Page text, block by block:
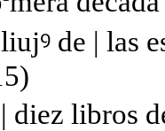
de | las
diez libros